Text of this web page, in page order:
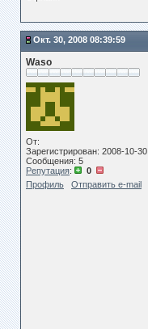
Окт. 30, 2008 08:39:59
Waso
От:
Зарегистрирован: 2008-10-30
Сообщения: 5
Репутация:
0
Профиль
Отправить e-mail